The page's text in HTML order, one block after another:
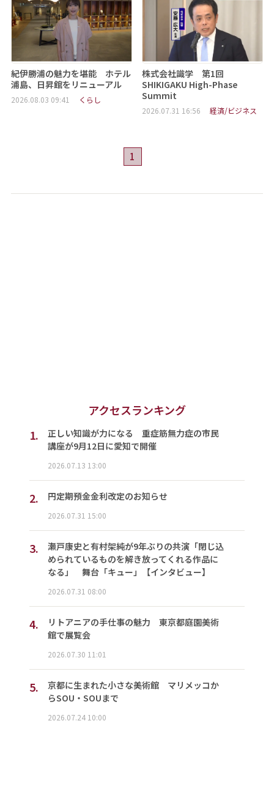
紀伊勝浦の魅力を堪能 ホテル
浦島、日昇館をリニューアル
2026.08.03 09:41 くらし
株式会社識学 第1回
SHIKIGAKU High-Phase
Summit
2026.07.31 16:56 経済/ビジネス
1
アクセスランキング
1.
正しい知識が力になる 重症筋無力症の市民
講座が9月12日に愛知で開催
2026.07.13 13:00
2. 円定期預金金利改定のお知らせ
2026.07.31 15:00
3.
瀬戸康史と有村架純が9年ぶりの共演「閉じ込
められているものを解き放ってくれる作品に
なる」 舞台「キュー」【インタビュー】
2026.07.31 08:00
4.
リトアニアの手仕事の魅力 東京都庭園美術
館で展覧会
2026.07.30 11:01
5.
京都に生まれた小さな美術館 マリメッコか
らSOU・SOUまで
2026.07.24 10:00